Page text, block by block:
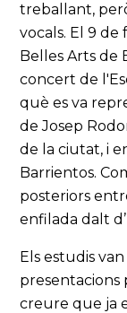
treballant,
vocals. El 9 de
Belles Arts de
concert de
què es va
de Josep
de la ciutat, i
Barrientos.
posteriors
enfilada dalt
Els estudis
presentacions
creure que ja